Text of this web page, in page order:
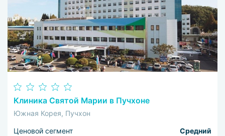
Клиника Святой Марии в Пучхоне
Южная Корея, Пучхон
Ценовой сегмент Средний